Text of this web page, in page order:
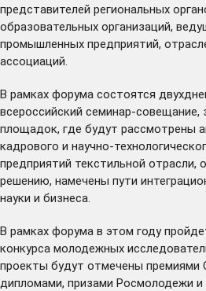
представителей региональных
образовательных организаций,
промышленных предприятий,
ассоциаций.
В рамках форума состоятся
всероссийский семинар-совещание,
площадок, где будут рассмотрены
кадрового и научно-
предприятий текстильной
решению, намечены пути
науки и бизнеса.
В рамках форума в этом году
конкурса молодежных
проекты будут отмечены
дипломами, призами Росмолодежи и